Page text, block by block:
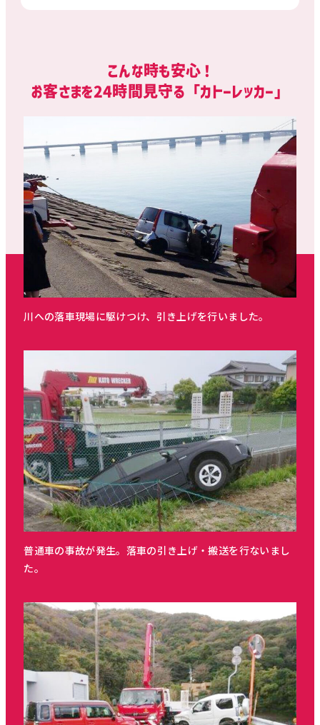
こんな時も安心！
お客さまを24時間見守る「カトーレッカー」
川への落車現場に駆けつけ、引き上げを行いました。
普通車の事故が発生。落車の引き上げ・搬送を行ないまし
た。